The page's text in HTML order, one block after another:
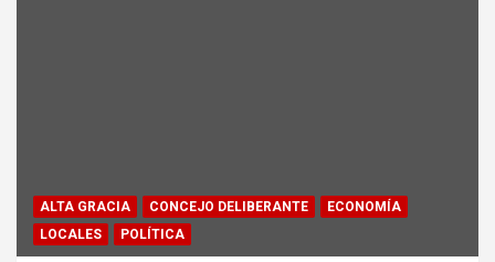
ALTA GRACIA CONCEJO DELIBERANTE
ECONOMÍA
LOCALES
POLÍTICA